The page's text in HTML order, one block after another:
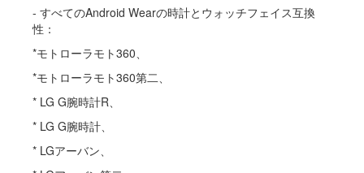
- すべてのAndroid Wearの時計とウォッチフェイス互換
性：
*モトローラモト360、
*モトローラモト360第二、
* LG G腕時計R、
* LG G腕時計、
* LGアーバン、